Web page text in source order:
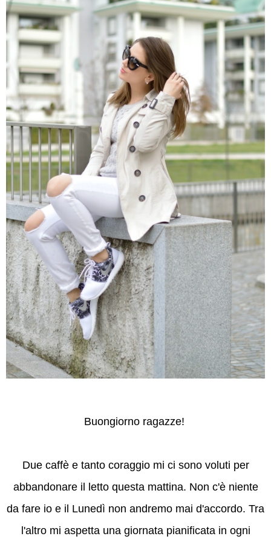
Buongiorno ragazze!
Due caffè e tanto coraggio mi ci sono voluti per
abbandonare il letto questa mattina. Non c'è niente
da fare io e il Lunedì non andremo mai d'accordo. Tra
l'altro mi aspetta una giornata pianificata in ogni